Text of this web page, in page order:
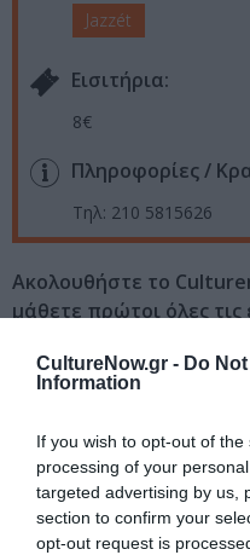
CultureNow.gr - Do
Information
If you wish to opt-out of
processing of your
targeted advertising by us,
section to confirm your
opt-out request is
Jazzét
Eισιτήρια:
8€
Πληροφορίες /
Τηλ: 210 5815626
Ακολουθήστε το
μάθετε πρώτοι όλες τις
Δείτε όλα τατελευταία
Πολιτισμό στο
Νέοι Διαγωνισμοί
Tags